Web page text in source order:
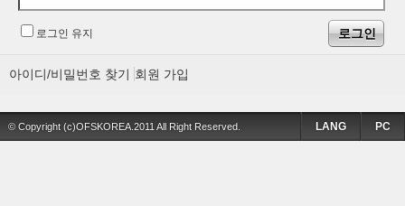
로그인 유지
아이디/비밀번호 찾기 회원 가입
© Copyright (c)OFSKOREA.2011 All Right Reserved. PC
LANG